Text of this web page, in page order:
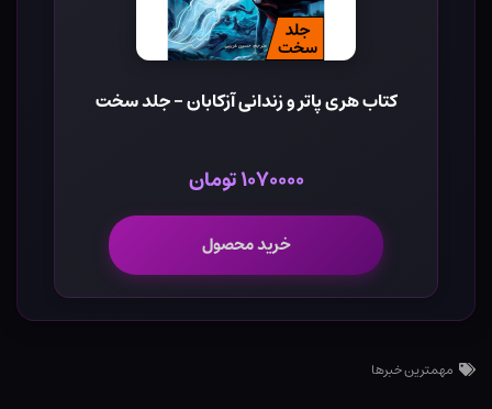
کتاب هری پاتر و زندانی آزکابان - جلد سخت
۱۰۷۰۰۰۰ تومان
خرید محصول
مهمترین خبرها